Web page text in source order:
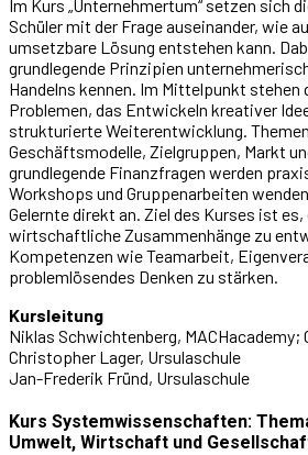
Im Kurs „Unternehmertum“ setzen sich
Schüler mit der Frage auseinander, wie
umsetzbare Lösung entstehen kann.
grundlegende Prinzipien
Handelns kennen. Im Mittelpunkt stehen
Problemen, das Entwickeln kreativer
strukturierte Weiterentwicklung.
Geschäftsmodelle, Zielgruppen, Markt
grundlegende Finanzfragen werden
Workshops und Gruppenarbeiten
Gelernte direkt an. Ziel des Kurses ist
wirtschaftliche Zusammenhänge zu
Kompetenzen wie Teamarbeit,
problemlösendes Denken zu stärken.
Kursleitung
Niklas Schwichtenberg,
Christopher Lager, Ursulaschule
Jan-Frederik Fründ, Ursulaschule
Kurs Systemwissenschaften:
Umwelt, Wirtschaft und